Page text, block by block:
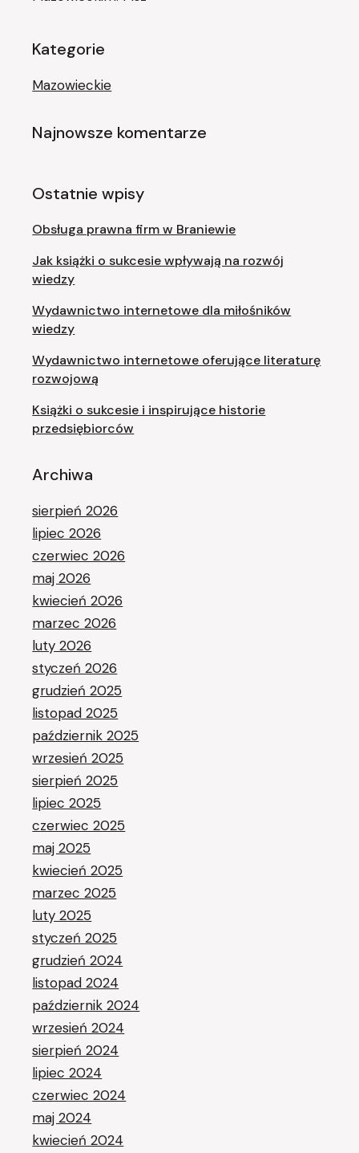
Kategorie
Mazowieckie
Najnowsze komentarze
Ostatnie wpisy
Obsługa prawna firm w Braniewie
Jak książki o sukcesie wpływają na rozwój
wiedzy
Wydawnictwo internetowe dla miłośników
wiedzy
Wydawnictwo internetowe oferujące literaturę
rozwojową
Książki o sukcesie i inspirujące historie
przedsiębiorców
Archiwa
sierpień 2026
lipiec 2026
czerwiec 2026
maj 2026
kwiecień 2026
marzec 2026
luty 2026
styczeń 2026
grudzień 2025
listopad 2025
październik 2025
wrzesień 2025
sierpień 2025
lipiec 2025
czerwiec 2025
maj 2025
kwiecień 2025
marzec 2025
luty 2025
styczeń 2025
grudzień 2024
listopad 2024
październik 2024
wrzesień 2024
sierpień 2024
lipiec 2024
czerwiec 2024
maj 2024
kwiecień 2024